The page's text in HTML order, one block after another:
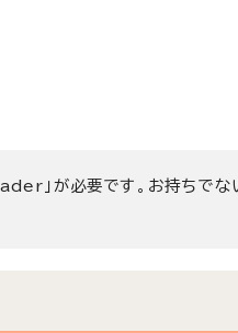
」が必要です。お持ちでな